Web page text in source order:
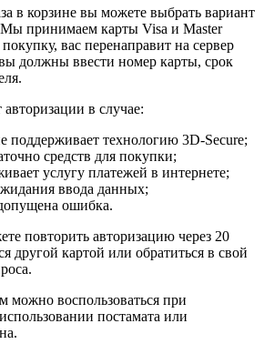
в корзине вы можете выбрать вариант
принимаем карты Visa и Master
вас перенаправит на сервер
должны ввести номер карты, срок
в случае:
поддерживает технологию 3D-Secure;
средств для покупки;
услугу платежей в интернете;
ввода данных;
ошибка.
повторить авторизацию через 20
другой картой или обратиться в свой
можно воспользоваться при
постамата или